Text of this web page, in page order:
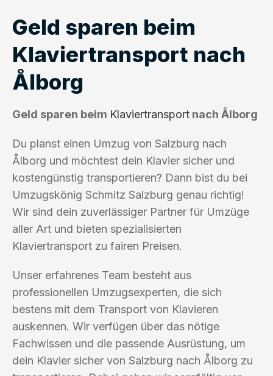
Geld sparen beim
Klaviertransport nach
Ålborg
Geld sparen beim Klaviertransport nach Ålborg
Du planst einen Umzug von Salzburg nach
Ålborg und möchtest dein Klavier sicher und
kostengünstig transportieren? Dann bist du bei
Umzugskönig Schmitz Salzburg genau richtig!
Wir sind dein zuverlässiger Partner für Umzüge
aller Art und bieten spezialisierten
Klaviertransport zu fairen Preisen.
Unser erfahrenes Team besteht aus
professionellen Umzugsexperten, die sich
bestens mit dem Transport von Klavieren
auskennen. Wir verfügen über das nötige
Fachwissen und die passende Ausrüstung, um
dein Klavier sicher von Salzburg nach Ålborg zu